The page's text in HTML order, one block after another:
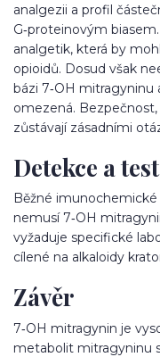
analgezii a profil
G‑proteinovým
analgetik, která by
opioidů. Dosud však
bázi 7‑OH mitragyninu
omezená.
zůstávají zásadními
Detekce a
Běžné
nemusí 7‑OH
vyžaduje specifické
cílené na alkaloidy
Závěr
7‑OH mitragynin je
metabolit mitragyninu